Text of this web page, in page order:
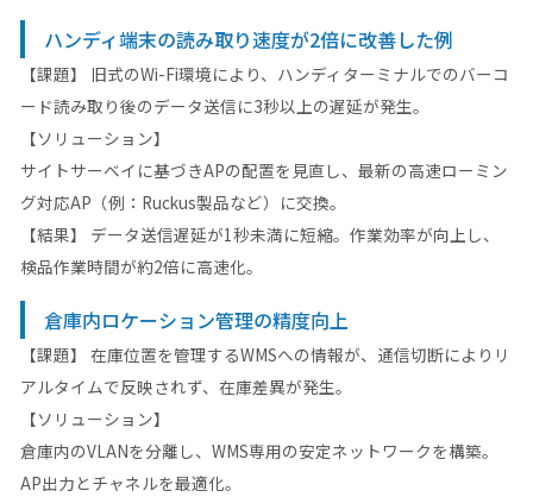
ハンディ端末の読み取り速度が2倍に改善した例
【課題】 旧式のWi-Fi環境により、ハンディターミナルでのバーコ
ード読み取り後のデータ送信に3秒以上の遅延が発生。
【ソリューション】
サイトサーベイに基づきAPの配置を見直し、最新の高速ローミン
グ対応AP（例：Ruckus製品など）に交換。
【結果】 データ送信遅延が1秒未満に短縮。作業効率が向上し、
検品作業時間が約2倍に高速化。
倉庫内ロケーション管理の精度向上
【課題】 在庫位置を管理するWMSへの情報が、通信切断によりリ
アルタイムで反映されず、在庫差異が発生。
【ソリューション】
倉庫内のVLANを分離し、WMS専用の安定ネットワークを構築。
AP出力とチャネルを最適化。